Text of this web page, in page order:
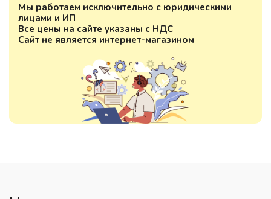
Мы работаем исключительно с юридическими
лицами и ИП
Все цены на сайте указаны с НДС
Сайт не является интернет-магазином